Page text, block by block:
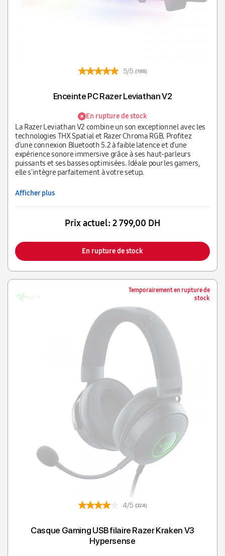
5/5 (188)
Enceinte PC Razer Leviathan V2
En rupture de stock
La Razer Leviathan V2 combine un son exceptionnel avec les
technologies THX Spatial et Razer Chroma RGB. Profitez
d'une connexion Bluetooth 5.2 à faible latence et d'une
expérience sonore immersive grâce à ses haut-parleurs
puissants et ses basses optimisées. Idéale pour les gamers,
elle s'intègre parfaitement à votre setup.
Afficher plus
Prix actuel: 2 799,00 DH
En rupture de stock
Temporairement en rupture de
stock
4/5 (324)
Casque Gaming USB filaire Razer Kraken V3
Hypersense